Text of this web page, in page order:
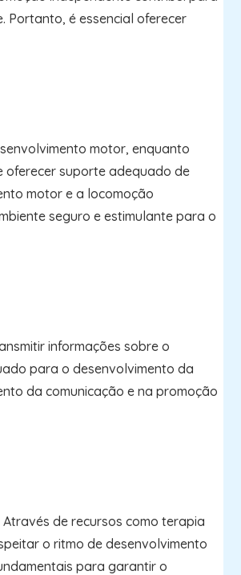
Portanto, é essencial oferecer
motor, enquanto
oferecer suporte adequado de
motor e a locomoção
seguro e estimulante para o
informações sobre o
para o desenvolvimento da
da comunicação e na promoção
de recursos como terapia
o ritmo de desenvolvimento
para garantir o